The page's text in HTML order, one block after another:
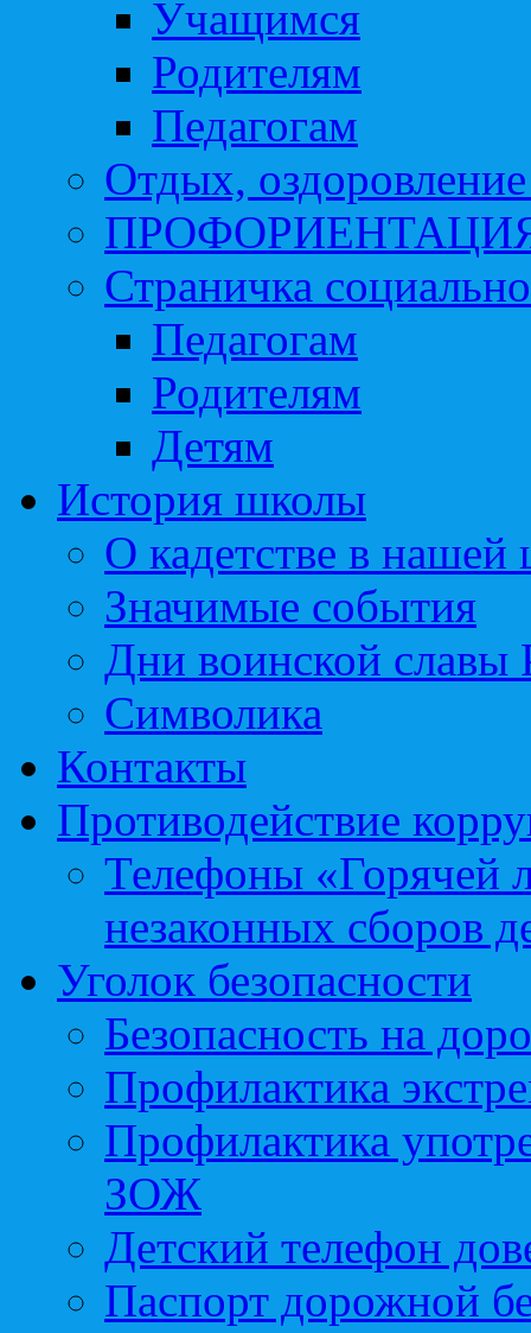
Учащимся
Родителям
Педагогам
Отдых, оздоровление
Страничка
Педагогам
Родителям
Детям
История школы
О кадетстве в нашей
Значимые события
Дни воинской славы
Символика
Контакты
Противодействие
Телефоны «Горячей
незаконных сборов
Уголок безопасности
Безопасность на
Профилактика
Профилактика
ЗОЖ
Детский телефон
Паспорт дорожной